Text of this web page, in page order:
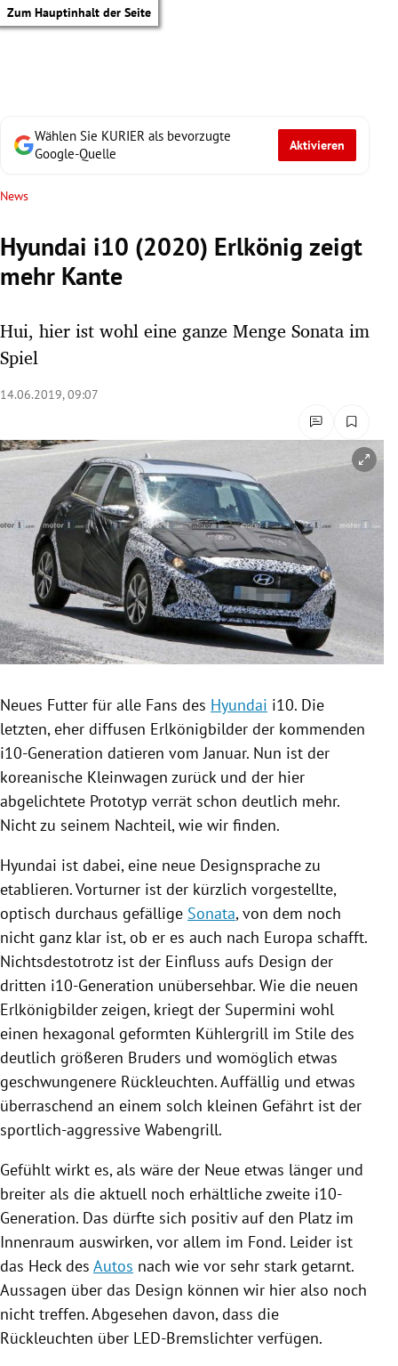
Zum Hauptinhalt der Seite
Untermenü
Untermenü
Untermenü
Untermenü
Untermenü
Untermenü
Untermenü
Wählen Sie KURIER als bevorzugte
Google-Quelle
Aktivieren
News
Hyundai i10 (2020) Erlkönig zeigt
mehr Kante
Hui, hier ist wohl eine ganze Menge Sonata im
Spiel
14.06.2019, 09:07
Neues Futter für alle Fans des Hyundai i10. Die
letzten, eher diffusen Erlkönigbilder der kommenden
i10-Generation datieren vom Januar. Nun ist der
koreanische Kleinwagen zurück und der hier
abgelichtete Prototyp verrät schon deutlich mehr.
Nicht zu seinem Nachteil, wie wir finden.
Hyundai ist dabei, eine neue Designsprache zu
etablieren. Vorturner ist der kürzlich vorgestellte,
optisch durchaus gefällige Sonata, von dem noch
nicht ganz klar ist, ob er es auch nach Europa schafft.
Nichtsdestotrotz ist der Einfluss aufs Design der
dritten i10-Generation unübersehbar. Wie die neuen
Erlkönigbilderzeigen, kriegt der Supermini wohl
einen hexagonal geformten Kühlergrill im Stile des
deutlich größeren Bruders und womöglich etwas
geschwungenere Rückleuchten. Auffällig und etwas
überraschend an einem solch kleinen Gefährt ist der
sportlich-aggressive Wabengrill.
Gefühlt wirkt es, als wäre der Neue etwas länger und
breiter als die aktuell noch erhältliche zweite i10-
Generation. Das dürfte sich positiv auf den Platz im
Innenraum auswirken, vor allem im Fond. Leider ist
das Heck des Autos nach wie vor sehr stark getarnt.
Aussagen über das Design können wir hier also noch
nicht treffen. Abgesehen davon, dass die
Rückleuchten über LED-Bremslichter verfügen.